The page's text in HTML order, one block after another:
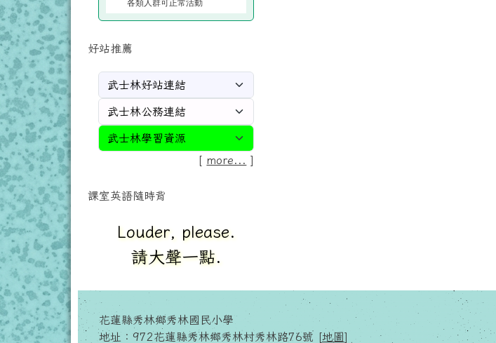
各類人群可正常活動
好站推薦
[ more... ]
課室英語隨時背
Louder, please.
請大聲一點.
花蓮縣秀林鄉秀林國民小學
地址：972花蓮縣秀林鄉秀林村秀林路76號 [地圖]